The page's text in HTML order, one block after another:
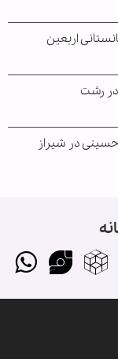
اربعین
در رشت
حسینی در شیراز